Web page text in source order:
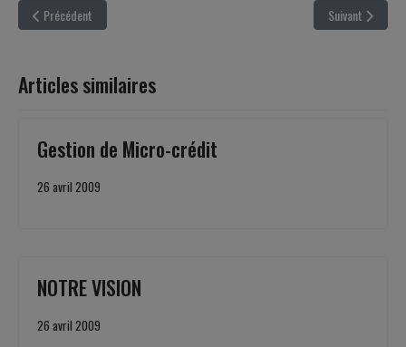
Article précédent : Soutenir nos Projets !!
Précédent Article suivant :
Suivant
Articles similaires
Gestion de Micro-crédit
26 avril 2009
NOTRE VISION
26 avril 2009